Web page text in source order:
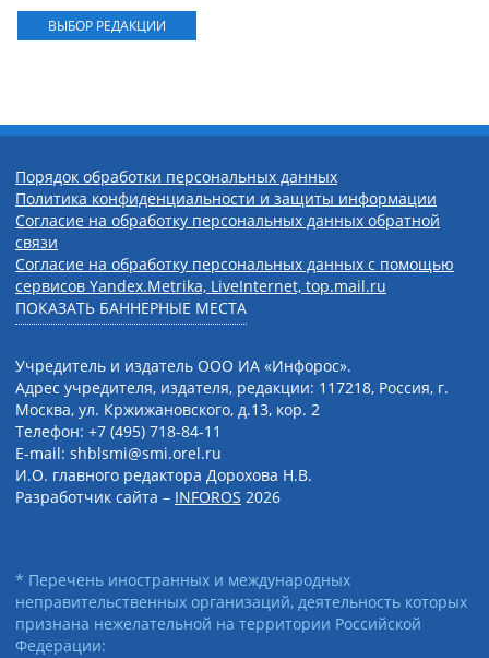
ВЫБОР РЕДАКЦИИ
Порядок обработки персональных данных
Политика конфиденциальности и защиты информации
Согласие на обработку персональных данных обратной
связи
Согласие на обработку персональных данных с помощью
сервисов Yandex.Metrika, LiveInternet, top.mail.ru
ПОКАЗАТЬ БАННЕРНЫЕ МЕСТА
Учредитель и издатель ООО ИА «Инфорос».
Адрес учредителя, издателя, редакции: 117218, Россия, г.
Москва, ул. Кржижановского, д.13, кор. 2
Телефон: +7 (495) 718-84-11
E-mail: shblsmi@smi.orel.ru
И.О. главного редактора Дорохова Н.В.
Разработчик сайта – INFOROS 2026
* Перечень иностранных и международных
неправительственных организаций, деятельность которых
признана нежелательной на территории Российской
Федерации: